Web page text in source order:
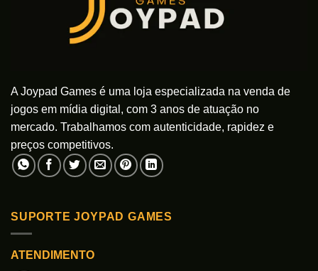
na
página
A Joypad Games é uma loja especializada na venda de
jogos em mídia digital, com 3 anos de atuação no
mercado. Trabalhamos com autenticidade, rapidez e
preços competitivos.
SUPORTE JOYPAD GAMES
ATENDIMENTO